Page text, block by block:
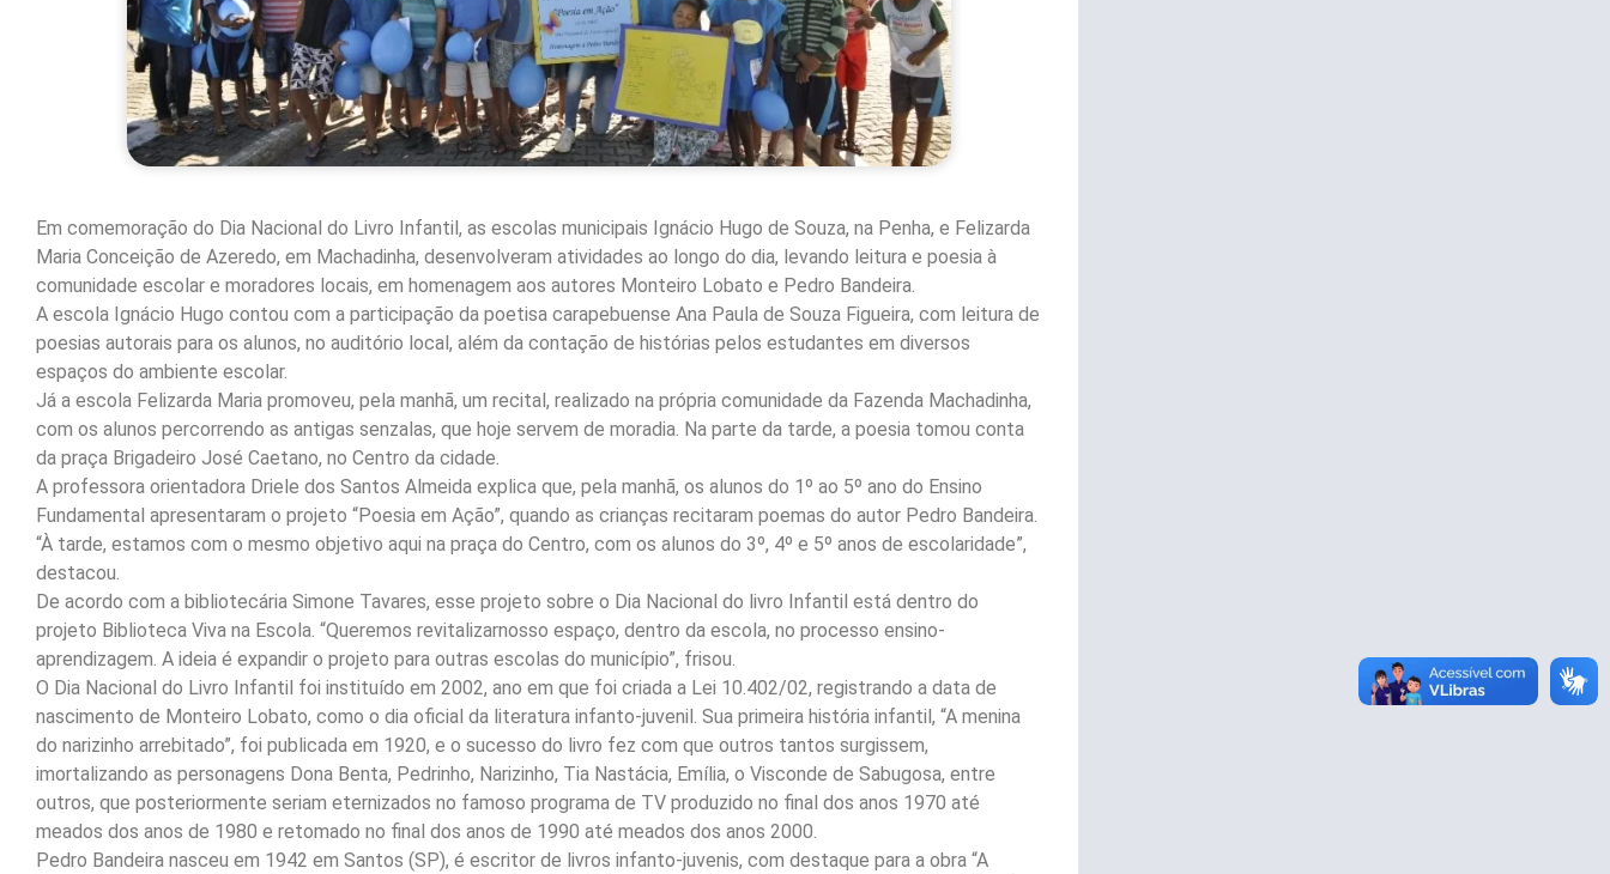
Em comemoração do Dia Nacional do Livro Infantil, as escolas municipais Ignácio Hugo de Souza, na Penha, e Felizarda
Maria Conceição de Azeredo, em Machadinha, desenvolveram atividades ao longo do dia, levando leitura e poesia à
comunidade escolar e moradores locais, em homenagem aos autores Monteiro Lobato e Pedro Bandeira.
A escola Ignácio Hugo contou com a participação da poetisa carapebuense Ana Paula de Souza Figueira, com leitura de
poesias autorais para os alunos, no auditório local, além da contação de histórias pelos estudantes em diversos
espaços do ambiente escolar.
Já a escola Felizarda Maria promoveu, pela manhã, um recital, realizado na própria comunidade da Fazenda Machadinha,
com os alunos percorrendo as antigas senzalas, que hoje servem de moradia. Na parte da tarde, a poesia tomou conta
da praça Brigadeiro José Caetano, no Centro da cidade.
A professora orientadora Driele dos Santos Almeida explica que, pela manhã, os alunos do 1º ao 5º ano do Ensino
Fundamental apresentaram o projeto “Poesia em Ação”, quando as crianças recitaram poemas do autor Pedro Bandeira.
“À tarde, estamos com o mesmo objetivo aqui na praça do Centro, com os alunos do 3º, 4º e 5º anos de escolaridade”,
destacou.
De acordo com a bibliotecária Simone Tavares, esse projeto sobre o Dia Nacional do livro Infantil está dentro do
projeto Biblioteca Viva na Escola. “Queremos revitalizarnosso espaço, dentro da escola, no processo ensino-
aprendizagem. A ideia é expandir o projeto para outras escolas do município”, frisou.
O Dia Nacional do Livro Infantil foi instituído em 2002, ano em que foi criada a Lei 10.402/02, registrando a data de
nascimento de Monteiro Lobato, como o dia oficial da literatura infanto-juvenil. Sua primeira história infantil, “A menina
do narizinho arrebitado”, foi publicada em 1920, e o sucesso do livro fez com que outros tantos surgissem,
imortalizando as personagens Dona Benta, Pedrinho, Narizinho, Tia Nastácia, Emília, o Visconde de Sabugosa, entre
outros, que posteriormente seriam eternizados no famoso programa de TV produzido no final dos anos 1970 até
meados dos anos de 1980 e retomado no final dos anos de 1990 até meados dos anos 2000.
Pedro Bandeira nasceu em 1942 em Santos (SP), é escritor de livros infanto-juvenis, com destaque para a obra “A